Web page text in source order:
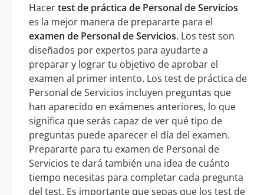
Hacertest de práctica de Personal de Servicios
es la mejor manera de prepararte para el
examen de Personal de Servicios. Los test son
diseñados por expertos para ayudarte a
preparar y lograr tu objetivo de aprobar el
examen al primer intento. Los test de práctica de
Personal de Servicios incluyen preguntas que
han aparecido en exámenes anteriores, lo que
significa que serás capaz de ver qué tipo de
preguntas puede aparecer el día del examen.
Prepararte para tu examen de Personal de
Servicios te dará también una idea de cuánto
tiempo necesitas para completar cada pregunta
del test. Es importante que sepas que los test de